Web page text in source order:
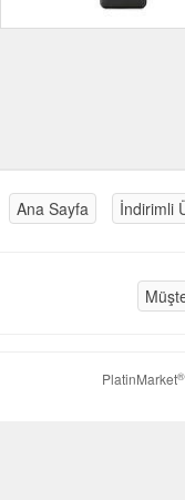
Ana Sayfa İndirimli
PlatinMarket®